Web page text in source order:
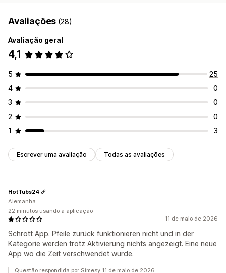
Avaliações (28)
Avaliação geral
4,1
5
25
4
0
3
0
2
0
1
3
Escrever uma avaliação Todas as avaliações
11 de maio de 2026
Schrott App. Pfeile zurück funktionieren nicht und in der
Kategorie werden trotz Aktivierung nichts angezeigt. Eine neue
App wo die Zeit verschwendet wurde.
HotTubs24
Alemanha
22 minutos usando a aplicação
Questão respondida por Simesy 11 de maio de 2026